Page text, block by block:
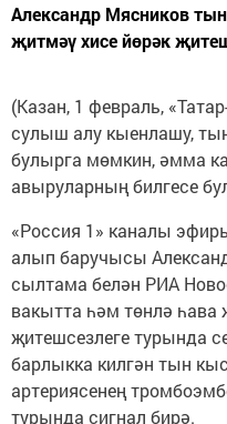
Александр Мясников
җитмәү хисе йөрәк
(Казан, 1 февраль,
сулыш алу кыенлашу,
булырга мөмкин, әмма
авыруларның билгесе
«Россия 1» каналы
алып баручысы
сылтама белән РИА
вакытта һәм төнлә һава
җитешсезлеге турында
барлыкка килгән тын
артериясенең
турында сигнал бирә.